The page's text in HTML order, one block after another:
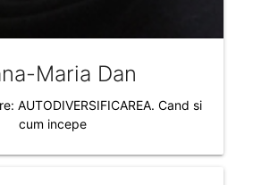
Maria Dan
AUTODIVERSIFICAREA. Cand si
cum incepe